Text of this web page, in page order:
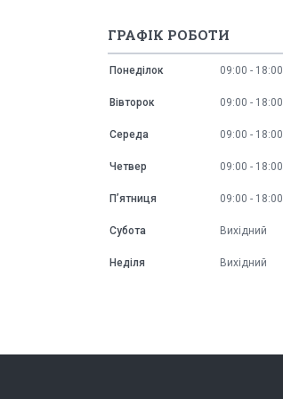
ГРАФІК РОБОТИ
Понеділок 09:00 18:00
Вівторок 09:00 18:00
Середа 09:00 18:00
Четвер 09:00 18:00
Пʼятниця 09:00 18:00
Субота Вихідний
Неділя Вихідний